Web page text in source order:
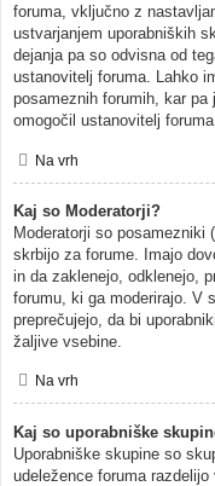
foruma, vključno z
ustvarjanjem uporabniških
dejanja pa so odvisna od
ustanovitelj foruma. Lahko
posameznih forumih, kar
omogočil ustanovitelj foruma.
Na vrh
Kaj so Moderatorji?
Moderatorji so posamezniki
skrbijo za forume. Imajo
in da zaklenejo, odklenejo,
forumu, ki ga moderirajo. V
preprečujejo, da bi
žaljive vsebine.
Na vrh
Kaj so uporabniške
Uporabniške skupine so
udeležence foruma